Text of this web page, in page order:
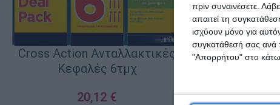
πριν συναινέσετε.
απαιτεί τη
ισχύουν μόνο για
συγκατάθεσή σας ανά
"Απορρήτου" στο κάτω
Cross Action Ανταλλακτικές
Κεφαλές 6τμχ
20,12 €
Lenor
Fresh Ocean